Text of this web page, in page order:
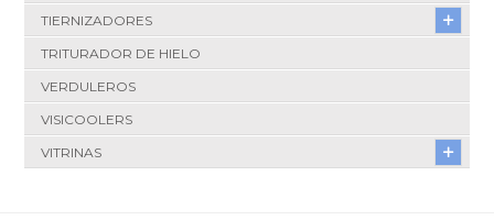
TIERNIZADORES
TRITURADOR DE HIELO
VERDULEROS
VISICOOLERS
VITRINAS